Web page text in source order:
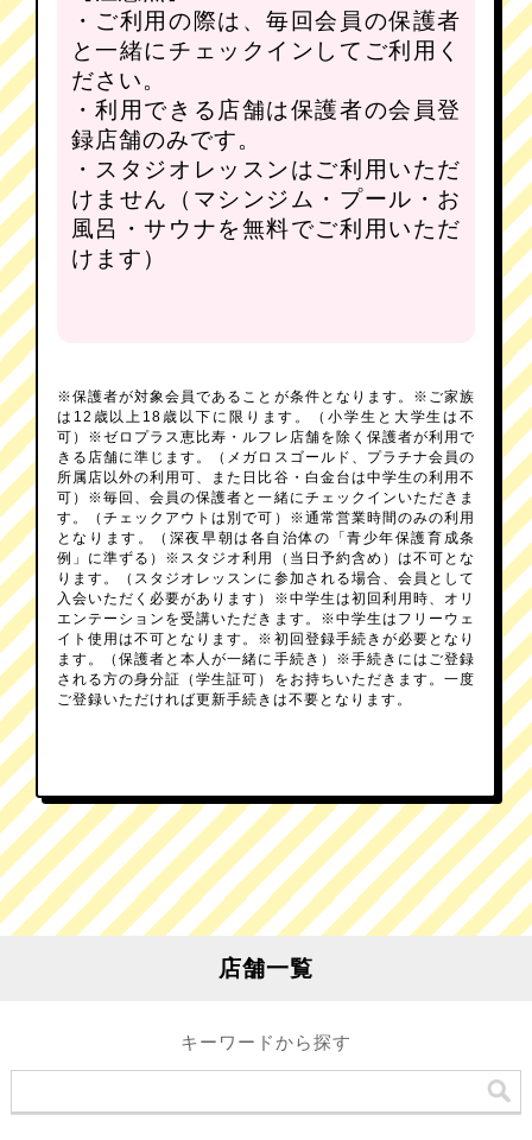
・ご利用の際は、毎回会員の保護者
と一緒にチェックインしてご利用く
ださい。
・利用できる店舗は保護者の会員登
録店舗のみです。
・スタジオレッスンはご利用いただ
けません（マシンジム・プール・お
風呂・サウナを無料でご利用いただ
けます）
※保護者が対象会員であることが条件となります。※ご家族
は12歳以上18歳以下に限ります。（小学生と大学生は不
可）※ゼロプラス恵比寿・ルフレ店舗を除く保護者が利用で
きる店舗に準じます。（メガロスゴールド、プラチナ会員の
所属店以外の利用可、また日比谷・白金台は中学生の利用不
可）※毎回、会員の保護者と一緒にチェックインいただきま
す。（チェックアウトは別で可）※通常営業時間のみの利用
となります。（深夜早朝は各自治体の「青少年保護育成条
例」に準ずる）※スタジオ利用（当日予約含め）は不可とな
ります。（スタジオレッスンに参加される場合、会員として
入会いただく必要があります）※中学生は初回利用時、オリ
エンテーションを受講いただきます。※中学生はフリーウェ
イト使用は不可となります。※初回登録手続きが必要となり
ます。（保護者と本人が一緒に手続き）※手続きにはご登録
される方の身分証（学生証可）をお持ちいただきます。一度
ご登録いただければ更新手続きは不要となります。
店舗一覧
キーワードから探す